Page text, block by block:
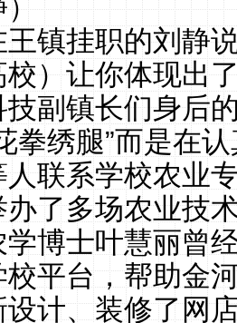
）
王镇挂职的刘静
校）让你体现出
技副镇长们身后
拳绣腿”而是在
人联系学校农业
办了多场农业技
学博士叶慧丽曾
校平台，帮助金
设计、装修了网